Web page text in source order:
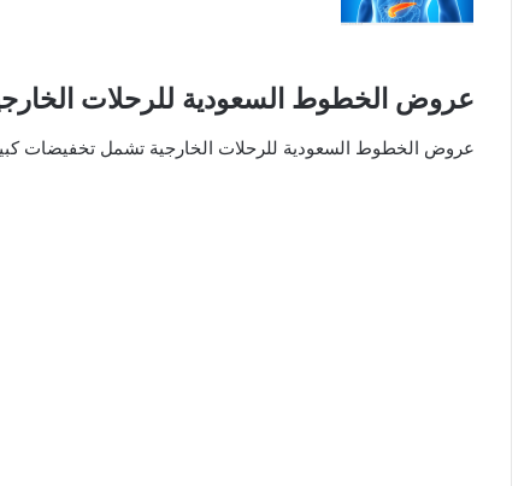
عروض الخطوط السعودية للرحلات
عروض الخطوط السعودية للرحلات الخارجية تشمل تخفيضات